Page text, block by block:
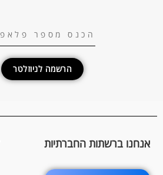
הרשמה לניוזלטר
אנחנו ברשתות החברתיות